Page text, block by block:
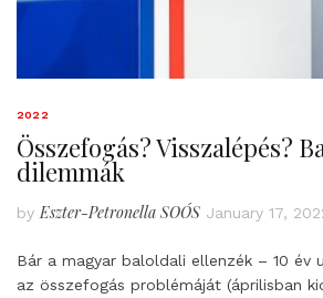
2022
Összefogás? Visszalépés?
dilemmák
by Eszter-Petronella SOÓS January 17,
Bár a magyar baloldali ellenzék – 10 év
az összefogás problémáját (áprilisban